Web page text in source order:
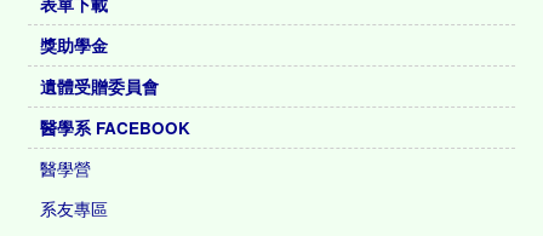
獎助學金
遺體受贈委員會
醫學系 FACEBOOK
醫學營
系友專區